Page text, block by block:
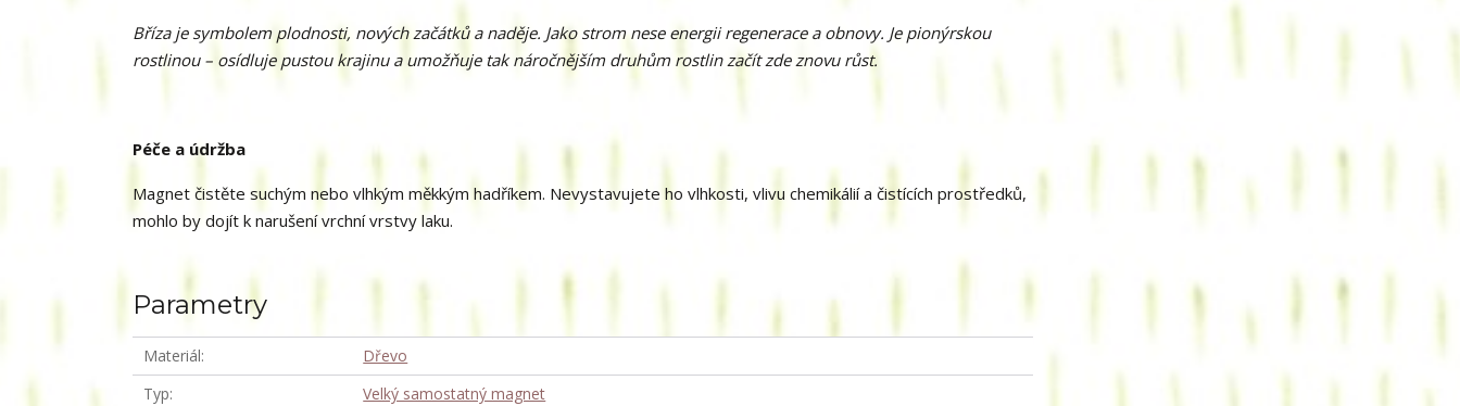
Bříza je symbolem plodnosti, nových začátků a naděje. Jako strom nese energii regenerace a obnovy. Je pionýrskou
rostlinou – osídluje pustou krajinu a umožňuje tak náročnějším druhům rostlin začít zde znovu růst.
Péče a údržba
Magnet čistěte suchým nebo vlhkým měkkým hadříkem. Nevystavujete ho vlhkosti, vlivu chemikálií a čistících prostředků,
mohlo by dojít k narušení vrchní vrstvy laku.
Parametry
Materiál
Dřevo
Typ
Velký samostatný magnet